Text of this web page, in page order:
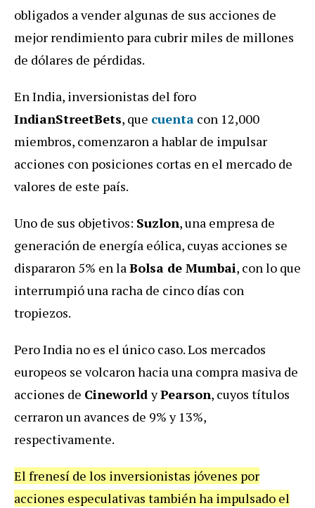
obligados a vender algunas de sus acciones de
mejor rendimiento para cubrir miles de millones
de dólares de pérdidas.
En India, inversionistas del foro
IndianStreetBets, que cuenta con 12,000
miembros, comenzaron a hablar de impulsar
acciones con posiciones cortas en el mercado de
valores de este país.
Uno de sus objetivos: Suzlon, una empresa de
generación de energía eólica, cuyas acciones se
dispararon 5% en laBolsa de Mumbai, con lo que
interrumpió una racha de cinco días con
tropiezos.
Pero India no es el único caso. Los mercados
europeos se volcaron hacia una compra masiva de
acciones de CineworldyPearson, cuyos títulos
cerraron un avances de 9% y 13%,
respectivamente.
El frenesí de los inversionistas jóvenes por
acciones especulativas también ha impulsado el